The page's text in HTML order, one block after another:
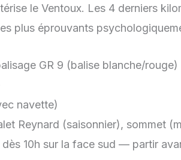
le Ventoux. Les 4 derniers
plus éprouvants
GR 9 (balise blanche/rouge)
navette)
Reynard (saisonnier), sommet
dès 10h sur la face sud — partir